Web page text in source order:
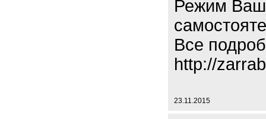
Режим
Все
http://
23.11.2015